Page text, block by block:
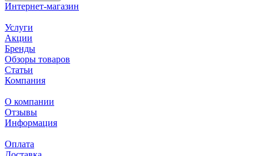
Интернет-магазин
Услуги
Акции
Бренды
Обзоры товаров
Статьи
Компания
О компании
Отзывы
Информация
Оплата